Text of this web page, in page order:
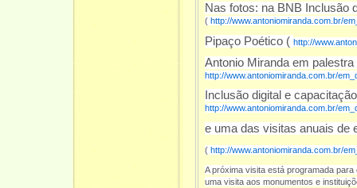
Nas fotos: na BNB Inclusão
( http://www.antoniomiranda.com.br/
Pipaço Poético ( http://
Antonio Miranda em
http://www.antoniomiranda.com.br/
Inclusão digital e
http://www.antoniomiranda.com.br/
e uma das visitas anuais de
( http://www.antoniomiranda.com.br/
A próxima visita está programada
uma visita aos monumentos e